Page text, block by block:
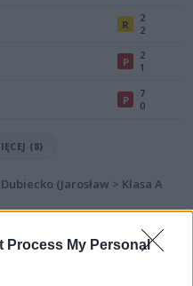
Process My Personal
R
2
2
P
2
1
P
7
0
(8)
(Jarosław > Klasa A
Przemyśl (1. kolejki - Jarosław >